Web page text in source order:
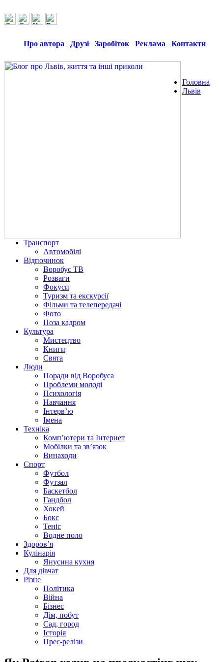
Про автора Друзі Заробіток Реклама Контакти
Головна
Львів
Транспорт
Автомобілі
Відпочинок
Воробус ТВ
Розваги
Фокуси
Туризм та екскурсії
Фільми та телепередачі
Фото
Поза кадром
Культура
Мистецтво
Книги
Свята
Люди
Поради від Воробуса
Проблеми молоді
Психологія
Навчання
Інтерв’ю
Імена
Техніка
Комп’ютери та Інтернет
Мобілки та зв’язок
Винаходи
Спорт
Футбол
Футзал
Баскетбол
Гандбол
Хокей
Бокс
Теніс
Водне поло
Здоров’я
Кулінарія
Янусина кухня
Для дівчат
Різне
Політика
Війна
Бізнес
Дім, побут
Сад, город
Історія
Прес-релізи